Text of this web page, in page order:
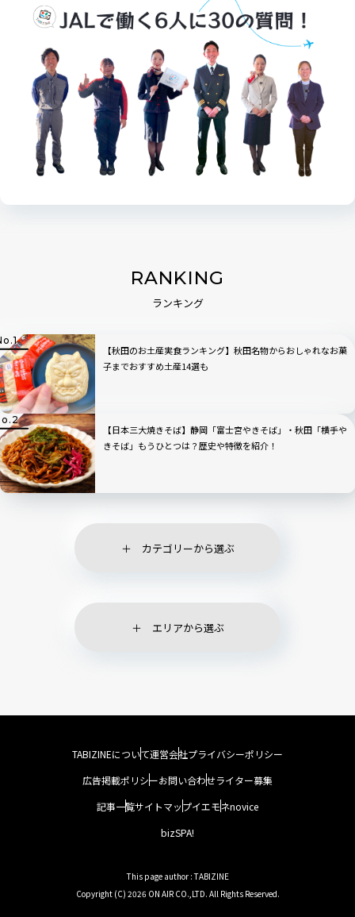
RANKING
ランキング
【秋田のお土産実食ランキング】秋田名物からおしゃれなお菓
子までおすすめ土産14選も
【日本三大焼きそば】静岡「富士宮やきそば」・秋田「横手や
きそば」もうひとつは？歴史や特徴を紹介！
カテゴリーから選ぶ
エリアから選ぶ
TABIZINEについて運営会社プライバシーポリシー
広告掲載ポリシーお問い合わせライター募集
記事一覧サイトマップイエモネnovice
bizSPA!
This page author : TABIZINE
Copyright (C) 2026 ON AIR CO.,LTD. All Rights Reserved.